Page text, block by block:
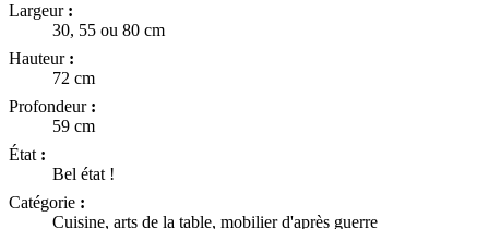
Largeur :
30, 55 ou 80 cm
Hauteur :
72 cm
Profondeur :
59 cm
État :
Bel état !
Catégorie :
Cuisine, arts de la table, mobilier d'après guerre